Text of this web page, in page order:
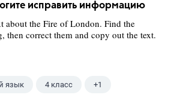
исправить информацию
about the Fire of London. Find the
then correct them and copy out the text.
язык 4 класс +1